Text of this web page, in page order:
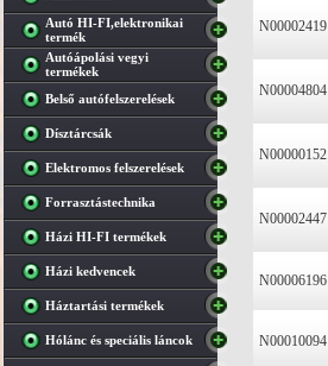
Autó HI-FI,elektronikai
termék
Autóápolási vegyi
termékek
Belső autófelszerelések
Dísztárcsák
Elektromos felszerelések
Forrasztástechnika
Házi HI-FI termékek
Házi kedvencek
Háztartási termékek
Hólánc és speciális láncok
N00002419
N00004804
N00000152
N00002447
N00006196
N00010094